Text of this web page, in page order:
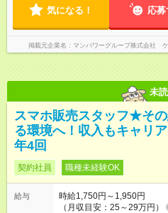
気になる！ 応募
掲載元企業名 マンパワーグループ株式会社
未読
スマホ販売スタッフ★そ
る環境へ！収入もキャリ
年4回
契約社員 職種未経験OK
給与
時給1,750円～1,950円
（月収目安：25～29万円） ◎安定した給与で安心！ 長期・フル